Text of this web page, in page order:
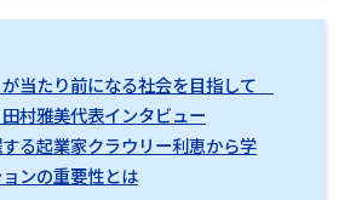
が当たり前になる社会を目指して
村雅美代表インタビュー
る起業家クラウリー利恵から学
ンの重要性とは